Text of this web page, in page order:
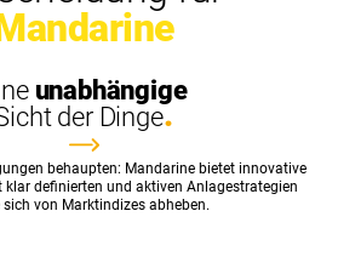
unabhängige
der Dinge
behaupten: Mandarine bietet innovative
definierten und aktiven Anlagestrategien
sich von Marktindizes abheben.